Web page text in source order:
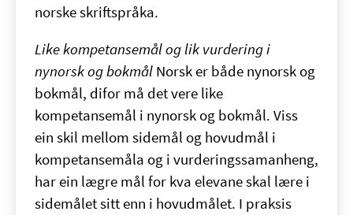
norske skriftspråka.
Like kompetansemål og lik vurdering i
nynorsk og bokmål Norsk er både nynorsk og
bokmål, difor må det vere like
kompetansemål i nynorsk og bokmål. Viss
ein skil mellom sidemål og hovudmål i
kompetansemåla og i vurderingssamanheng,
har ein lægre mål for kva elevane skal lære i
sidemålet sitt enn i hovudmålet. I praksis